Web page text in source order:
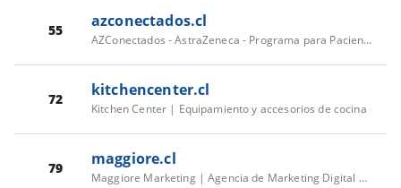
55 azconectados.cl
AZConectados - AstraZeneca - Programa para Pacientes
72 kitchencenter.cl
Kitchen Center | Equipamiento y accesorios de cocina
79 maggiore.cl
Maggiore Marketing | Agencia de Marketing Digital en Chile